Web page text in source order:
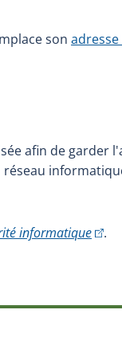
son adresse
afin de garder
informatique(Cet
.